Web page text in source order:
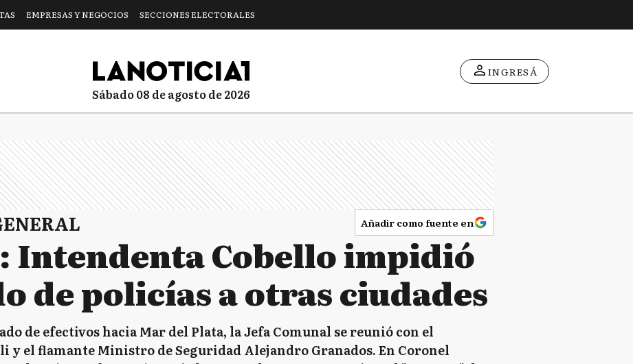
EMPRESAS Y NEGOCIOS SECCIONES ELECTORALES
sábado 08 de agosto de 2026
INGRESÁ
Añadir como fuente en
Cobello impidió
de policías a otras ciudades
de efectivos hacia Mar del Plata, la Jefa Comunal se reunió con el
y el flamante Ministro de Seguridad Alejandro Granados. En Coronel